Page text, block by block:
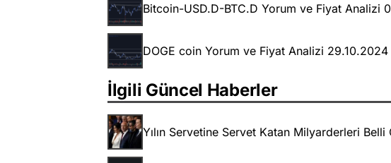
Bitcoin-USD.D-BTC.D Yorum ve Fiyat Analizi
DOGE coin Yorum ve Fiyat Analizi 29.10.2024
İlgili Güncel Haberler
Yılın Servetine Servet Katan Milyarderleri Belli